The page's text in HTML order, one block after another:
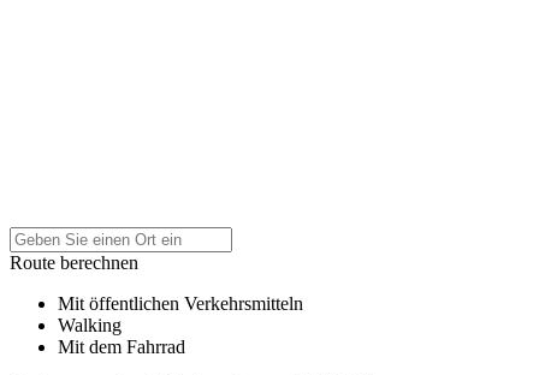
Route berechnen
Mit öffentlichen Verkehrsmitteln
Walking
Mit dem Fahrrad